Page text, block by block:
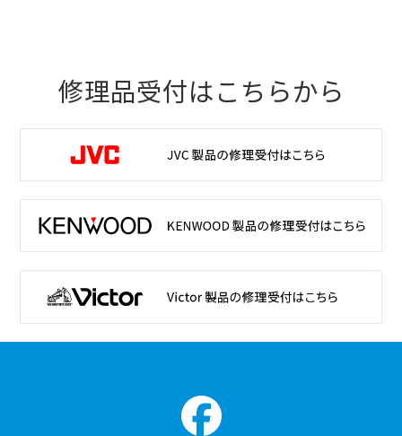
修理品受付はこちらから